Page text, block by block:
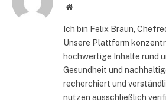
Website
Ich bin Felix Braun,
Unsere Plattform
hochwertige Inhalte rund
Gesundheit und
recherchiert und
nutzen ausschließlich